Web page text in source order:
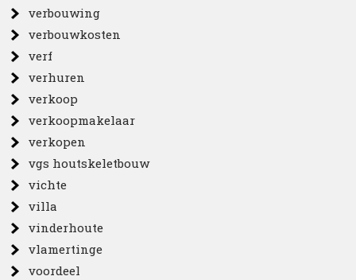
verbouwing
verbouwkosten
verf
verhuren
verkoop
verkoopmakelaar
verkopen
vgs houtskeletbouw
vichte
villa
vinderhoute
vlamertinge
voordeel